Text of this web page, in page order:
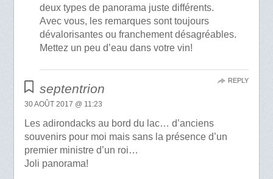
deux types de panorama juste différents.
Avec vous, les remarques sont toujours
dévalorisantes ou franchement désagréables.
Mettez un peu d’eau dans votre vin!
septentrion
30 AOÛT 2017 @ 11:23
Les adirondacks au bord du lac… d’anciens
souvenirs pour moi mais sans la présence d’un
premier ministre d’un roi…
Joli panorama!
REPLY